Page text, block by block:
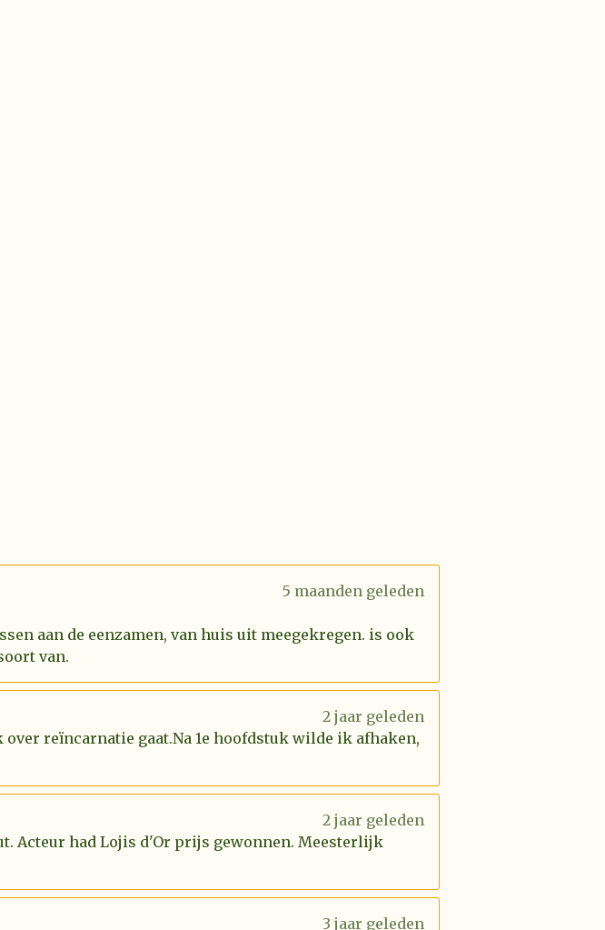
5 maanden geleden
aan de eenzamen, van huis uit meegekregen. is ook
van.
2 jaar geleden
reïncarnatie gaat.Na 1e hoofdstuk wilde ik afhaken,
2 jaar geleden
Acteur had Lojis d'Or prijs gewonnen. Meesterlijk
3 jaar geleden